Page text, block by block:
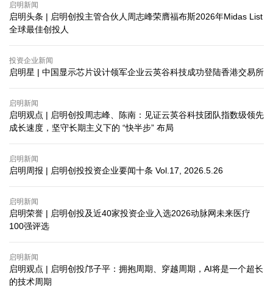
启明新闻
启明头条 | 启明创投主管合伙人周志峰荣膺福布斯2026年Midas List
全球最佳创投人
投资企业新闻
启明星 | 中国显示芯片设计领军企业云英谷科技成功登陆香港交易所
启明新闻
启明观点 | 启明创投周志峰、陈南：见证云英谷科技团队指数级领先
成长速度，坚守长期主义下的 “快半步” 布局
启明新闻
启明周报 | 启明创投投资企业要闻十条 Vol.17, 2026.5.26
启明新闻
启明荣誉 | 启明创投及近40家投资企业入选2026动脉网未来医疗
100强评选
启明新闻
启明观点 | 启明创投邝子平：拥抱周期、穿越周期，AI将是一个超长
的技术周期